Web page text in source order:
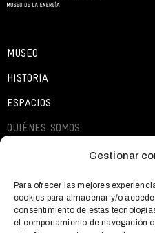
Gestionar
Para ofrecer las mejores
cookies para almacenar y/o
consentimiento de estas
el comportamiento de navegación
MUSEO
HISTORIA
ESPACIOS
QUIÉNES SOMOS
QUÉ OFRECEMOS
NOTICIAS